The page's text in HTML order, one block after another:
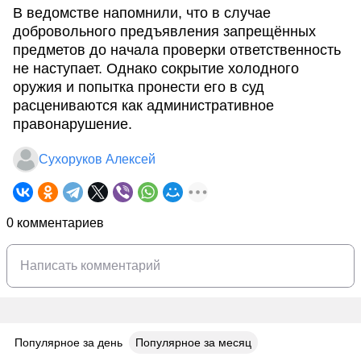
В ведомстве напомнили, что в случае
добровольного предъявления запрещённых
предметов до начала проверки ответственность
не наступает. Однако сокрытие холодного
оружия и попытка пронести его в суд
расцениваются как административное
правонарушение.
Сухоруков Алексей
0 комментариев
Популярное за день Популярное за месяц